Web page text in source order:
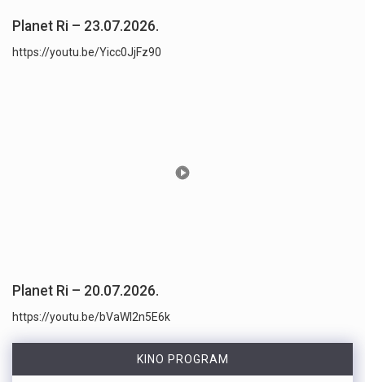
Planet Ri – 23.07.2026.
https://youtu.be/Yicc0JjFz90
Planet Ri – 20.07.2026.
https://youtu.be/bVaWI2n5E6k
KINO PROGRAM